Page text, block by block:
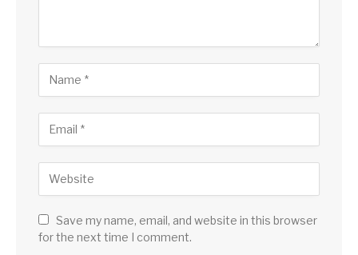
Save my name, email, and website in this browser
for the next time I comment.